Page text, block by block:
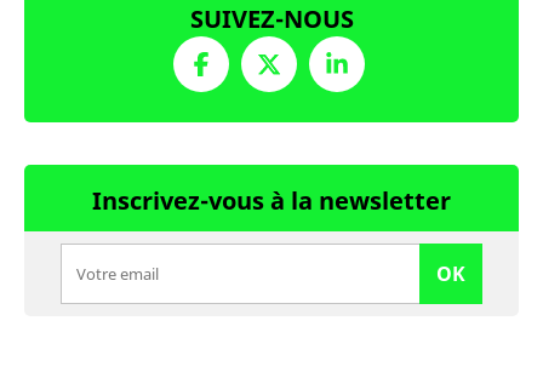
SUIVEZ-NOUS
Inscrivez-vous à la newsletter
OK